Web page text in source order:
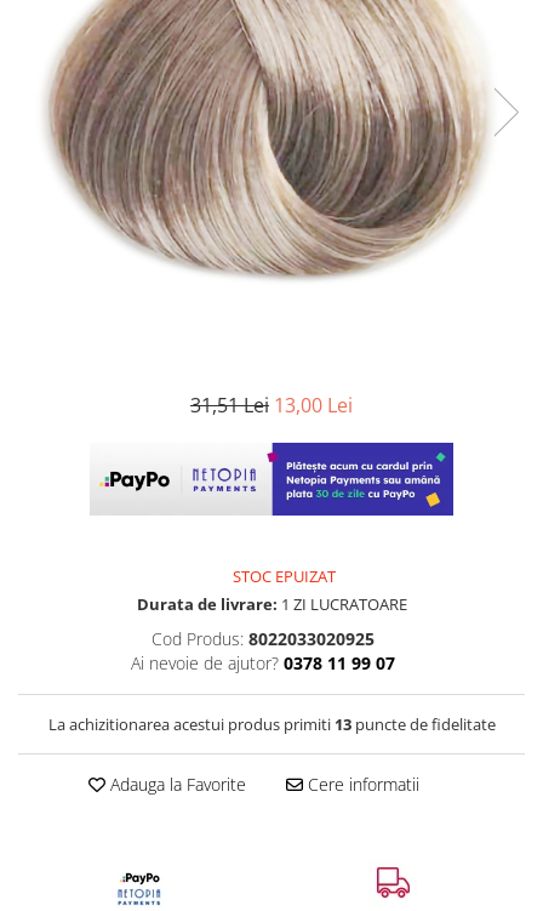
31,51 Lei 13,00 Lei
STOC EPUIZAT
Durata de livrare: 1 ZI LUCRATOARE
Cod Produs: 8022033020925
Ai nevoie de ajutor? 0378 11 99 07
La achizitionarea acestui produs primiti 13puncte de fidelitate
Adauga la Favorite Cere informatii